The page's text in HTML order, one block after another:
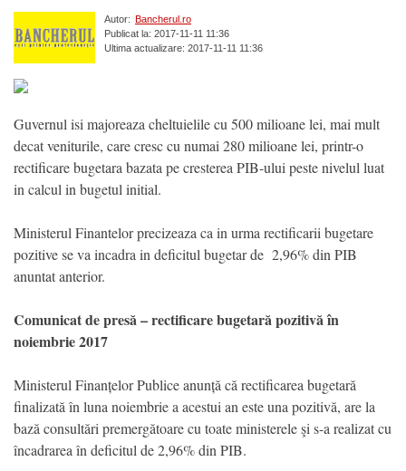
Autor: Bancherul.ro
Publicat la: 2017-11-11 11:36
Ultima actualizare: 2017-11-11 11:36
Guvernul isi majoreaza cheltuielile cu 500 milioane lei, mai mult
decat veniturile, care cresc cu numai 280 milioane lei, printr-o
rectificare bugetara bazata pe cresterea PIB-ului peste nivelul luat
in calcul in bugetul initial.
Ministerul Finantelor precizeaza ca in urma rectificarii bugetare
pozitive se va incadra in deficitul bugetar de 2,96% din PIB
anuntat anterior.
Comunicat de presă – rectificare bugetară pozitivă în
noiembrie 2017
Ministerul Finanțelor Publice anunță că rectificarea bugetară
finalizată în luna noiembrie a acestui an este una pozitivă, are la
bază consultări premergătoare cu toate ministerele şi s-a realizat cu
încadrarea în deficitul de 2,96% din PIB.